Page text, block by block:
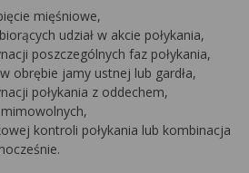
mięśniowe,
udział w akcie połykania,
poszczególnych faz połykania,
obrębie jamy ustnej lub gardła,
połykania z oddechem,
kontroli połykania lub kombinacja